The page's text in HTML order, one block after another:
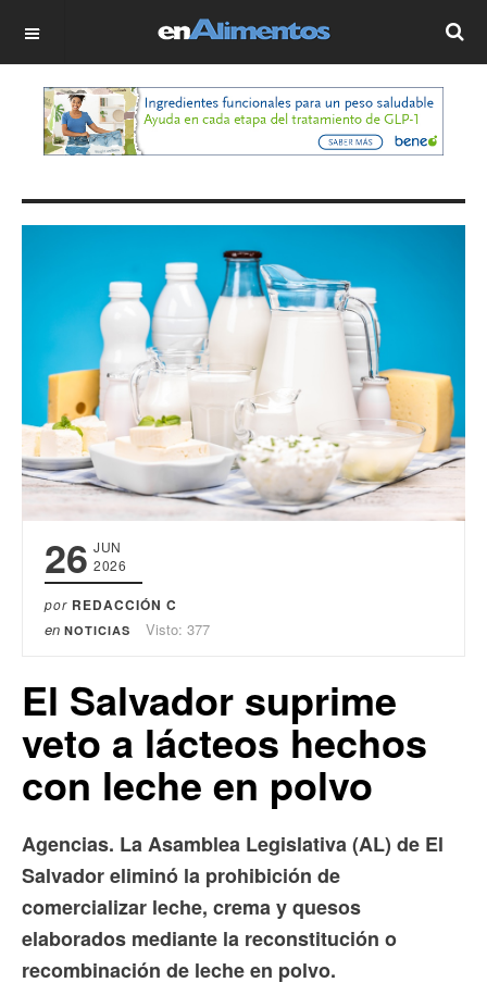
OFF CANVAS
26 JUN
2026
por REDACCIÓN C
en NOTICIAS Visto: 377
El Salvador suprime
veto a lácteos hechos
con leche en polvo
Agencias. La Asamblea Legislativa (AL) de El
Salvador eliminó la prohibición de
comercializar leche, crema y quesos
elaborados mediante la reconstitución o
recombinación de leche en polvo.